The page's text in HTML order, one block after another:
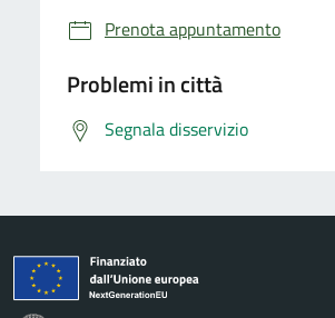
Prenota appuntamento
Problemi in città
Segnala disservizio